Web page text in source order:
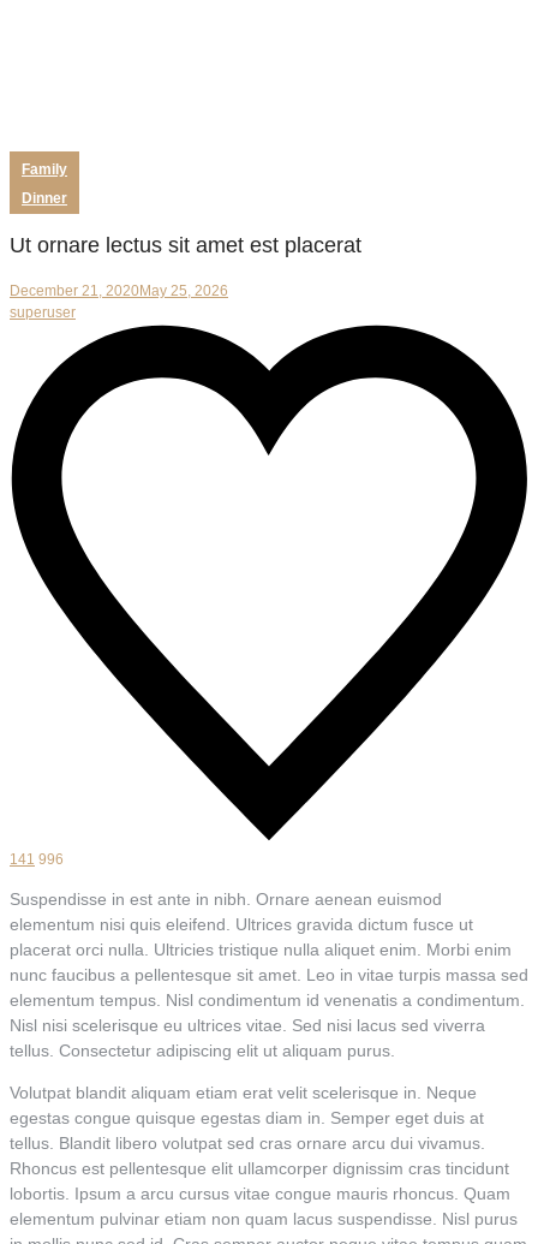
Family
Dinner
Ut ornare lectus sit amet est placerat
December 21, 2020May 25, 2026
superuser
141 996
Suspendisse in est ante in nibh. Ornare aenean euismod
elementum nisi quis eleifend. Ultrices gravida dictum fusce ut
placerat orci nulla. Ultricies tristique nulla aliquet enim. Morbi enim
nunc faucibus a pellentesque sit amet. Leo in vitae turpis massa sed
elementum tempus. Nisl condimentum id venenatis a condimentum.
Nisl nisi scelerisque eu ultrices vitae. Sed nisi lacus sed viverra
tellus. Consectetur adipiscing elit ut aliquam purus.
Volutpat blandit aliquam etiam erat velit scelerisque in. Neque
egestas congue quisque egestas diam in. Semper eget duis at
tellus. Blandit libero volutpat sed cras ornare arcu dui vivamus.
Rhoncus est pellentesque elit ullamcorper dignissim cras tincidunt
lobortis. Ipsum a arcu cursus vitae congue mauris rhoncus. Quam
elementum pulvinar etiam non quam lacus suspendisse. Nisl purus